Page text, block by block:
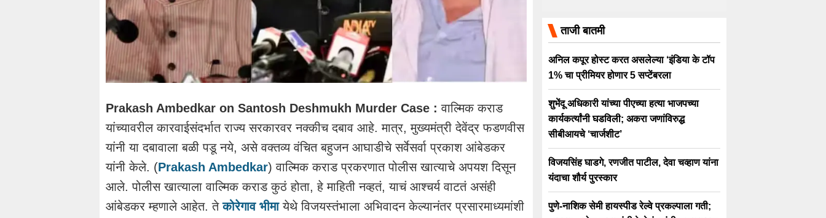
Prakash Ambedkar on Santosh Deshmukh Murder Case : वाल्मिक कराड
यांच्यावरील कारवाईसंदर्भात राज्य सरकारवर नक्कीच दबाव आहे. मात्र, मुख्यमंत्री देवेंद्र फडणवीस
यांनी या दबावाला बळी पडू नये, असे वक्तव्य वंचित बहुजन आघाडीचे सर्वेसर्वा प्रकाश आंबेडकर
यांनी केले. (Prakash Ambedkar) वाल्मिक कराड प्रकरणात पोलीस खात्याचे अपयश दिसून
आले. पोलीस खात्याला वाल्मिक कराड कुठं होता, हे माहिती नव्हतं, याचं आश्चर्य वाटतं असंही
आंबेडकर म्हणाले आहेत. तेकोरेगाव भीमायेथे विजयस्तंभाला अभिवादन केल्यानंतर प्रसारमाध्यमांशी
ताजी बातमी
अनिल कपूर होस्ट करत असलेल्या ‘इंडिया के टॉप
1% चा प्रीमियर होणार 5 सप्टेंबरला
शुभेंदू अधिकारी यांच्या पीएच्या हत्या भाजपच्या
कार्यकर्त्यांनी घडविली; अकरा जणांविरुद्ध
सीबीआयचे ‘चार्जशीट’
विजयसिंह घाडगे, रणजीत पाटील, देवा चव्हाण यांना
यंदाचा शौर्य पुरस्कार
पुणे-नाशिक सेमी हायस्पीड रेल्वे प्रकल्पाला गती;